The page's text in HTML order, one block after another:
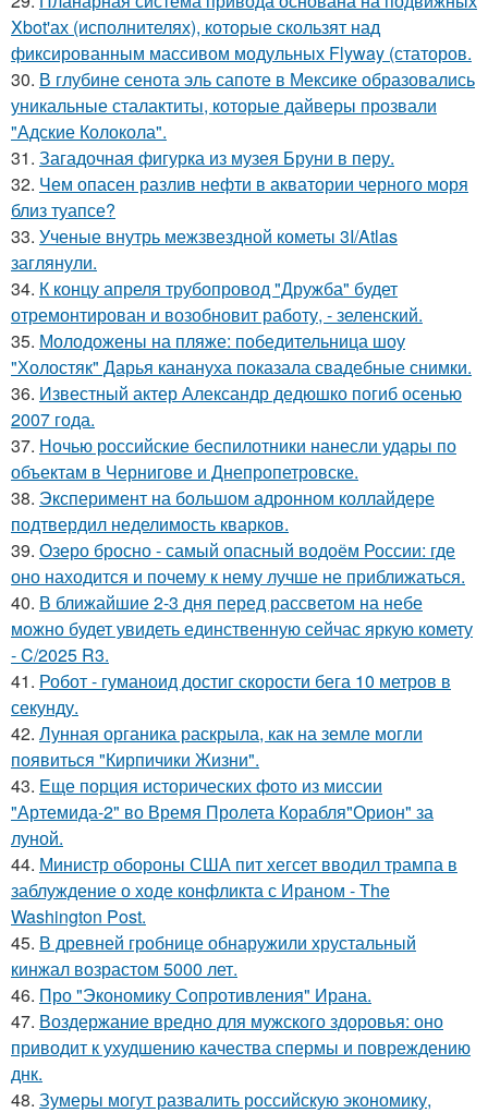
Xbot'ах (исполнителях), которые скользят над
фиксированным массивом модульных Flyway (статоров.
30. В глубине сенота эль сапоте в Мексике образовались
уникальные сталактиты, которые дайверы прозвали
"Адские Колокола".
31. Загадочная фигурка из музея Бруни в перу.
32. Чем опасен разлив нефти в акватории черного моря
близ туапсе?
33. Ученые внутрь межзвездной кометы 3I/Atlas
заглянули.
34. К концу апреля трубопровод "Дружба" будет
отремонтирован и возобновит работу, - зеленский.
35. Молодожены на пляже: победительница шоу
"Холостяк" Дарья канануха показала свадебные снимки.
36. Известный актер Александр дедюшко погиб осенью
2007 года.
37. Ночью российские беспилотники нанесли удары по
объектам в Чернигове и Днепропетровске.
38. Эксперимент на большом адронном коллайдере
подтвердил неделимость кварков.
39. Озеро бросно - самый опасный водоём России: где
оно находится и почему к нему лучше не приближаться.
40. В ближайшие 2-3 дня перед рассветом на небе
можно будет увидеть единственную сейчас яркую комету
- C/2025 R3.
41. Робот - гуманоид достиг скорости бега 10 метров в
секунду.
42. Лунная органика раскрыла, как на земле могли
появиться "Кирпичики Жизни".
43. Еще порция исторических фото из миссии
"Артемида-2" во Время Пролета Корабля"Орион" за
луной.
44. Министр обороны США пит хегсет вводил трампа в
заблуждение о ходе конфликта с Ираном - The
Washington Post.
45. В древней гробнице обнаружили хрустальный
кинжал возрастом 5000 лет.
46. Про "Экономику Сопротивления" Ирана.
47. Воздержание вредно для мужского здоровья: оно
приводит к ухудшению качества спермы и повреждению
днк.
48. Зумеры могут развалить российскую экономику,